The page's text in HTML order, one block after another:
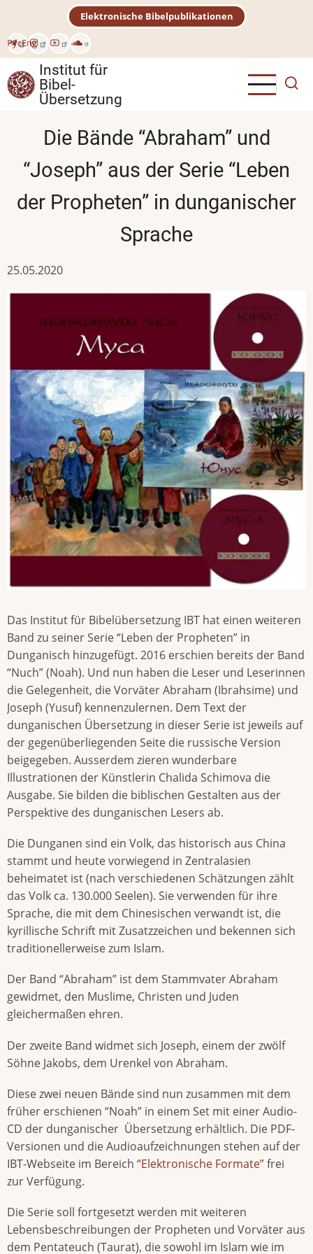
Inhalt
РусEng
Elektronische Bibelpublikationen
Institut für
Bibel-
Übersetzung
Die Bände “Abraham” und
“Joseph” aus der Serie “Leben
der Propheten” in dunganischer
Sprache
25.05.2020
Das Institut für Bibelübersetzung IBT hat einen weiteren
Band zu seiner Serie “Leben der Propheten” in
Dunganisch hinzugefügt. 2016 erschien bereits der Band
“Nuch” (Noah). Und nun haben die Leser und Leserinnen
die Gelegenheit, die Vorväter Abraham (Ibrahsime) und
Joseph (Yusuf) kennenzulernen. Dem Text der
dunganischen Übersetzung in dieser Serie ist jeweils auf
der gegenüberliegenden Seite die russische Version
beigegeben. Ausserdem zieren wunderbare
Illustrationen der Künstlerin Chalida Schimova die
Ausgabe. Sie bilden die biblischen Gestalten aus der
Perspektive des dunganischen Lesers ab.
Die Dunganen sind ein Volk, das historisch aus China
stammt und heute vorwiegend in Zentralasien
beheimatet ist (nach verschiedenen Schätzungen zählt
das Volk ca. 130.000 Seelen). Sie verwenden für ihre
Sprache, die mit dem Chinesischen verwandt ist, die
kyrillische Schrift mit Zusatzzeichen und bekennen sich
traditionellerweise zum Islam.
Der Band “Abraham” ist dem Stammvater Abraham
gewidmet, den Muslime, Christen und Juden
gleichermaßen ehren.
Der zweite Band widmet sich Joseph, einem der zwölf
Söhne Jakobs, dem Urenkel von Abraham.
Diese zwei neuen Bände sind nun zusammen mit dem
früher erschienen “Noah” in einem Set mit einer Audio-
CD der dunganischer Übersetzung erhältlich. Die PDF-
Versionen und die Audioaufzeichnungen stehen auf der
IBT-Webseite im Bereich “Elektronische Formate”frei
zur Verfügung.
Die Serie soll fortgesetzt werden mit weiteren
Lebensbeschreibungen der Propheten und Vorväter aus
dem Pentateuch (Taurat), die sowohl im Islam wie im